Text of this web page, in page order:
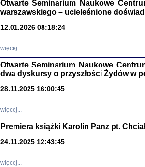
Otwarte Seminarium Naukowe
warszawskiego – ucieleśnione
12.01.2026 08:18:24
więcej...
Otwarte Seminarium Naukowe
dwa dyskursy o przyszłości Żydów w
28.11.2025 16:00:45
więcej...
Premiera książki Karolin Panz pt.
24.11.2025 12:43:45
więcej...